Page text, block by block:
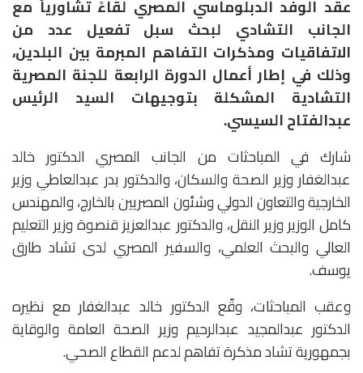
عقد الوفد الدبلوماسي المصري لقاءً تشاورياً مع
الجانب التشادي لبحث سبل تفعيل عدد من
الاتفاقيات ومذكرات التفاهم المبرمة بين البلدين،
وذلك في إطار أعمال الدورة الرابعة للجنة المصرية
التشادية المشكلة بتوجيهات السيد الرئيس
عبدالفتاح السيسي.
شارك في المباحثات من الجانب المصري الدكتور خالد
عبدالغفار وزير الصحة والسكان، والدكتور بدر عبدالعاطي وزير
الخارجية والتعاون الدولي وشئون المصريين بالخارج، والمهندس
كامل الوزير وزير النقل، والدكتور عبدالعزيز قنصوة وزير التعليم
العالي والبحث العلمي، والسفير المصري لدى تشاد طارق
يوسف.
وعقب المباحثات، وقّع الدكتور خالد عبدالغفار مع نظيره
الدكتور عبدالمجيد عبدالرحيم وزير الصحة العامة والوقاية
بجمهورية تشاد مذكرة تفاهم لدعم القطاع الصحي.